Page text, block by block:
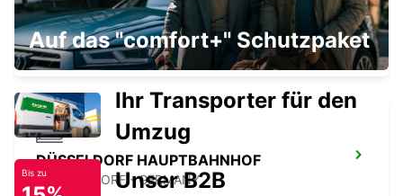
DÜSSELDORF STADT
DUESSELDORF - GERMANY
DÜSSELDORF HAUPTBAHNHOF
DUESSELDORF - GERMANY
Auf das "comfort+" Schutzpaket
Ihr Transporter für den
Umzug
Bis zu
Unser B2B